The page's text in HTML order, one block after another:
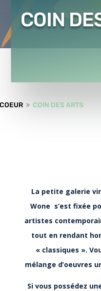
COIN
9 COIN DES ARTS
La petite galerie
Wone s’est fixée
artistes
tout en rendant
« classiques ».
mélange d’oeuvres
Si vous possédez